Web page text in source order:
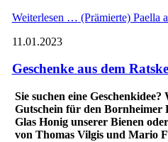
Weiterlesen … (Prämierte) Paella
11.01.2023
Geschenke aus dem
Sie suchen eine
Gutschein für den Bornheimer
Glas Honig unserer Bienen
von Thomas Vilgis und Mario